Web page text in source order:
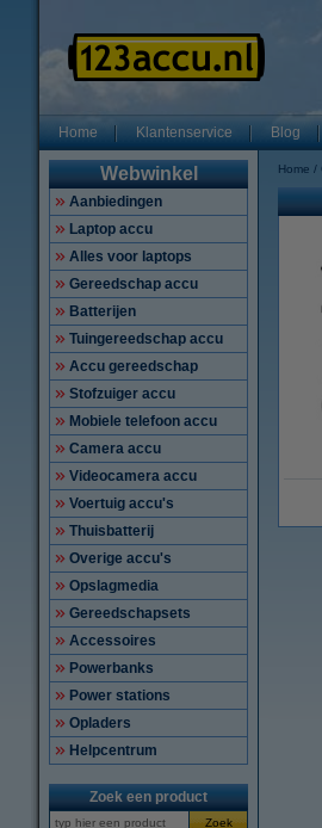
Home Klantenservice Blog
Webwinkel
Aanbiedingen
Laptop accu
Alles voor laptops
Gereedschap accu
Batterijen
Tuingereedschap accu
Accu gereedschap
Stofzuiger accu
Mobiele telefoon accu
Camera accu
Videocamera accu
Voertuig accu's
Thuisbatterij
Overige accu's
Opslagmedia
Gereedschapsets
Accessoires
Powerbanks
Power stations
Opladers
Helpcentrum
Zoek een product
Zoek
Home